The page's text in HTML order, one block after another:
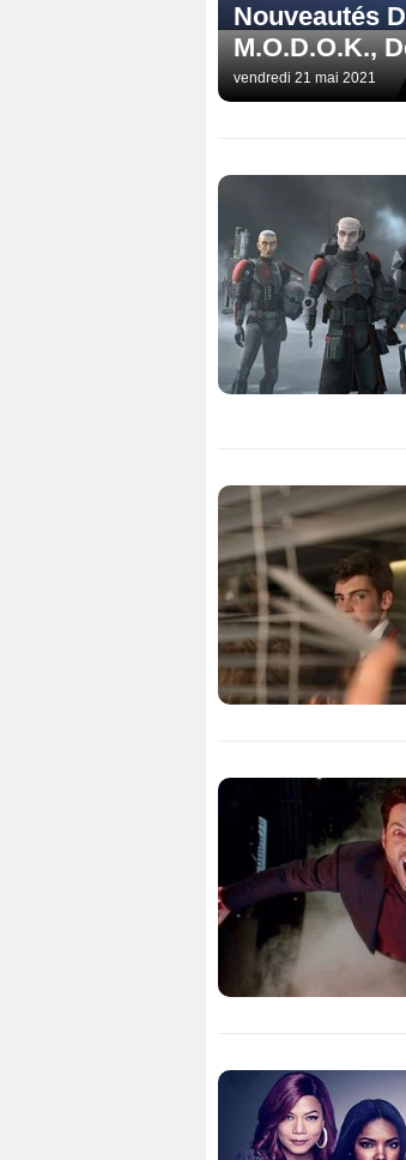
Nouveautés
M.O.D.O.K.,
vendredi 21 mai 2021